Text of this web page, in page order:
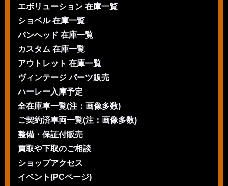
エボリューション 在庫一覧
ショベル 在庫一覧
パンヘッド 在庫一覧
カスタム 在庫一覧
アウトレット 在庫一覧
ヴィンテージ パーツ販売
ハーレー入庫予定
全在庫車一覧(注：画像多数)
ご契約済車両一覧(注：画像多数)
整備・保証付販売
買取や下取のご相談
ショップアクセス
イベント(PCページ)